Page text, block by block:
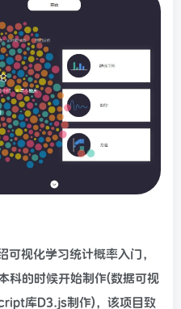
视化学习统计概率入门，
科的时候开始制作(数据可视
库D3.js制作)，该项目致